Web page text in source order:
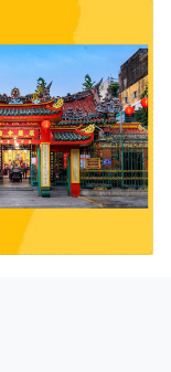
第26/GP-CBC号许可
英、杨文光、阮德显、